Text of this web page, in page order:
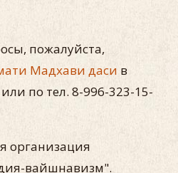
пожалуйста,
Мадхави даси в
по тел. 8-996-323-15-
организация
вайшнавизм".